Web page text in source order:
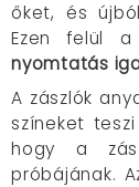
őket, és
Ezen felül a
nyomtatás
A zászlók
színeket
hogy a
próbájának.